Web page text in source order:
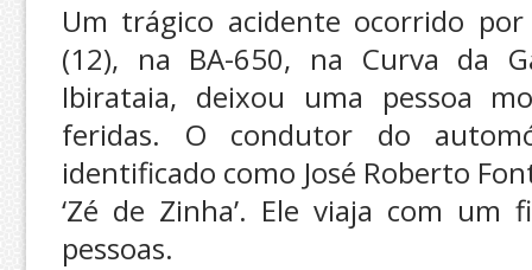
Um trágico acidente ocorrido
(12), na BA-650, na Curva da
Ibirataia, deixou uma pessoa
feridas. O condutor do
identificado como José Roberto
‘Zé de Zinha’. Ele viaja com
pessoas.